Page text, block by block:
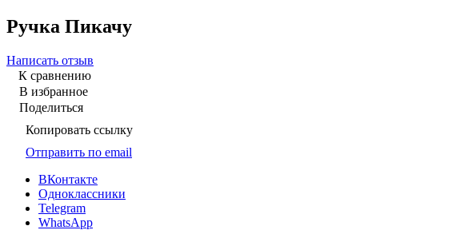
Ручка Пикачу
Написать отзыв
К сравнению
В избранное
Поделиться
Копировать ссылку
Отправить по email
ВКонтакте
Одноклассники
Telegram
WhatsApp